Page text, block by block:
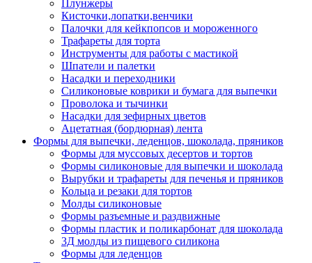
Плунжеры
Кисточки,лопатки,венчики
Палочки для кейкпопсов и мороженного
Трафареты для торта
Инструменты для работы с мастикой
Шпатели и палетки
Насадки и переходники
Силиконовые коврики и бумага для выпечки
Проволока и тычинки
Насадки для зефирных цветов
Ацетатная (бордюрная) лента
Формы для выпечки, леденцов, шоколада, пряников
Формы для муссовых десертов и тортов
Формы силиконовые для выпечки и шоколада
Вырубки и трафареты для печенья и пряников
Кольца и резаки для тортов
Молды силиконовые
Формы разъемные и раздвижные
Формы пластик и поликарбонат для шоколада
3Д молды из пищевого силикона
Формы для леденцов